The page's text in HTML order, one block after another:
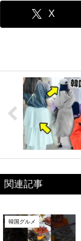
X
関連記事
韓国グルメ